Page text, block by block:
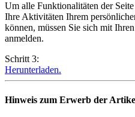
Um alle Funktionalitäten der
Ihre Aktivitäten Ihrem
können, müssen Sie sich mit
anmelden.
Schritt 3:
Herunterladen.
Hinweis zum Erwerb der